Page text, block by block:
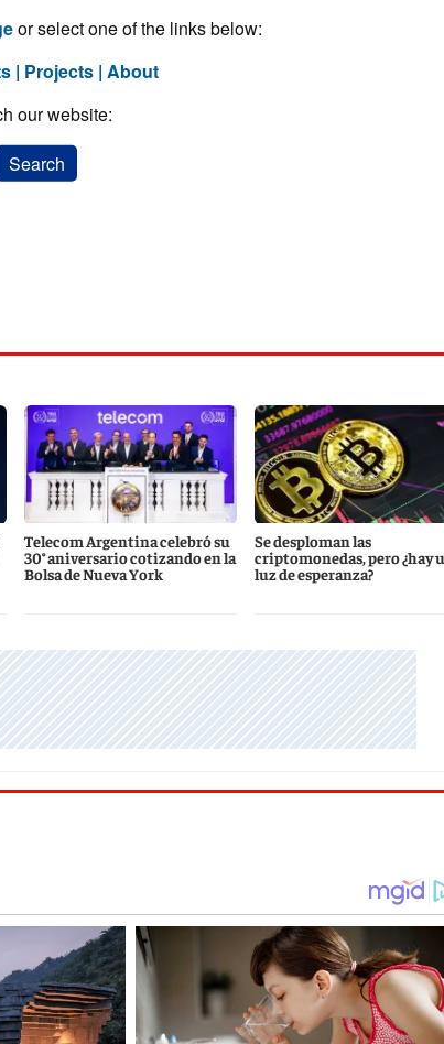
Telecom Argentina celebró su
30° aniversario cotizando en la
Bolsa de Nueva York
Se desploman las
criptomonedas, pero ¿hay
luz de esperanza?